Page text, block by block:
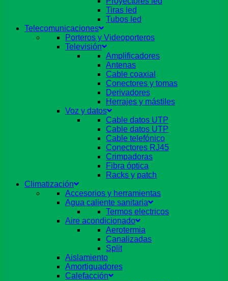
Tiras led
Tubos led
Telecomunicaciones
Porteros y Videoporteros
Televisión
Amplificadores
Antenas
Cable coaxial
Conectores y tomas
Derivadores
Herrajes y mástiles
Voz y datos
Cable datos UTP
Cable datos UTP
Cable telefónico
Conectores RJ45
Crimpadoras
Fibra óptica
Racks y patch
Climatización
Accesorios y herramientas
Agua caliente sanitaria
Termos electricos
Aire acondicionado
Aerotermia
Canalizadas
Split
Aislamiento
Amortiguadores
Calefacción